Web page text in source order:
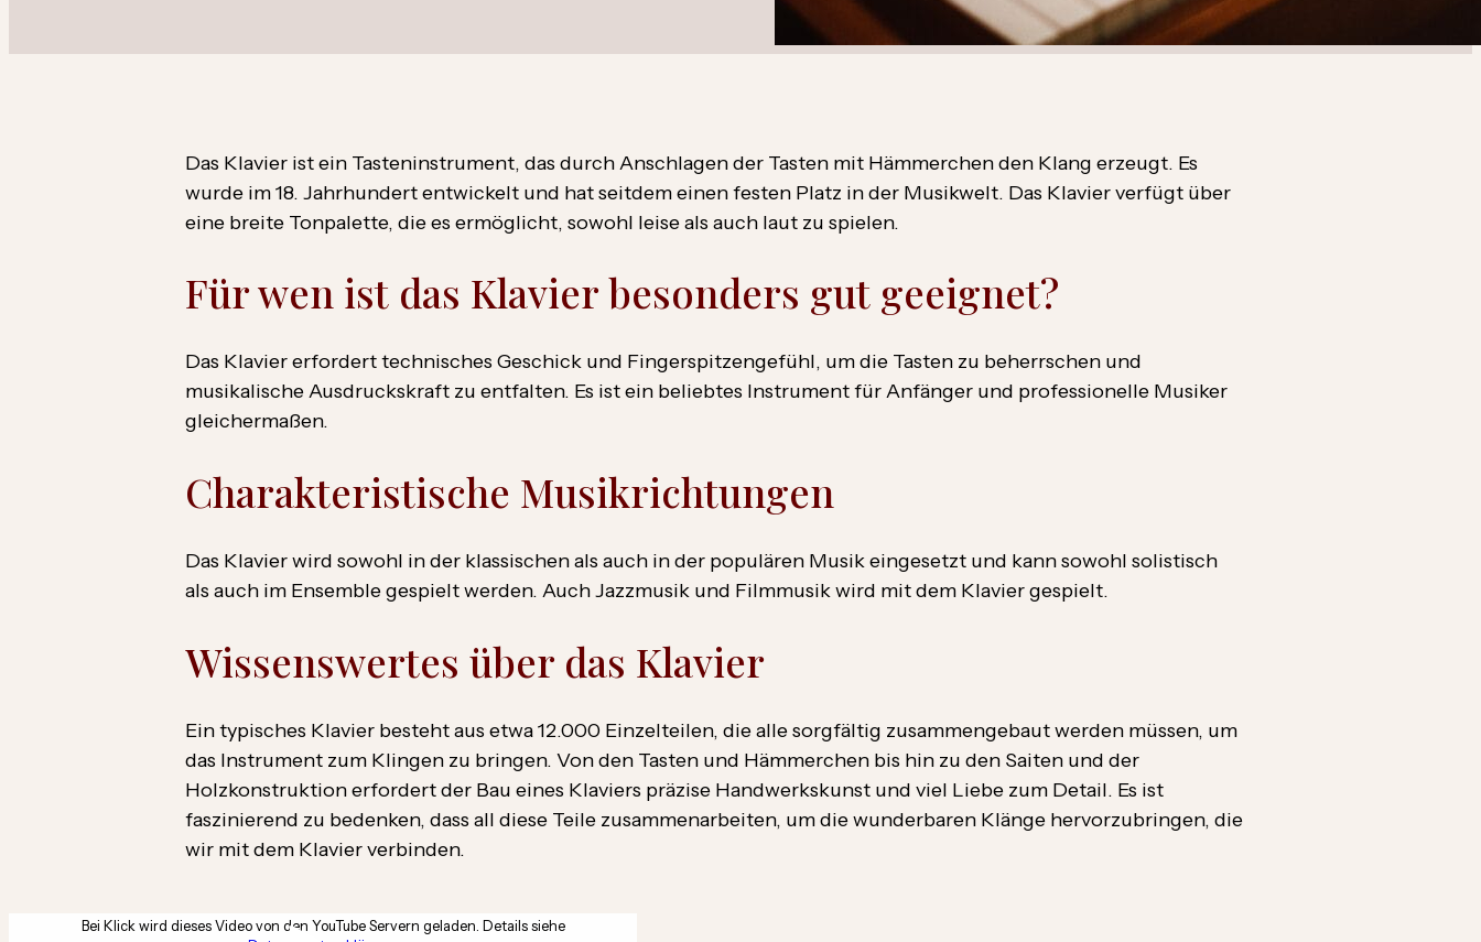
Das Klavier ist ein Tasteninstrument, das durch Anschlagen der Tasten mit Hämmerchen den Klang erzeugt. Es
wurde im 18. Jahrhundert entwickelt und hat seitdem einen festen Platz in der Musikwelt. Das Klavier verfügt über
eine breite Tonpalette, die es ermöglicht, sowohl leise als auch laut zu spielen.
Für wen ist das Klavier besonders gut geeignet?
Das Klavier erfordert technisches Geschick und Fingerspitzengefühl, um die Tasten zu beherrschen und
musikalische Ausdruckskraft zu entfalten. Es ist ein beliebtes Instrument für Anfänger und professionelle Musiker
gleichermaßen.
Charakteristische Musikrichtungen
Das Klavier wird sowohl in der klassischen als auch in der populären Musik eingesetzt und kann sowohl solistisch
als auch im Ensemble gespielt werden. Auch Jazzmusik und Filmmusik wird mit dem Klavier gespielt.
Wissenswertes über das Klavier
Ein typisches Klavier besteht aus etwa 12.000 Einzelteilen, die alle sorgfältig zusammengebaut werden müssen, um
das Instrument zum Klingen zu bringen. Von den Tasten und Hämmerchen bis hin zu den Saiten und der
Holzkonstruktion erfordert der Bau eines Klaviers präzise Handwerkskunst und viel Liebe zum Detail. Es ist
faszinierend zu bedenken, dass all diese Teile zusammenarbeiten, um die wunderbaren Klänge hervorzubringen, die
wir mit dem Klavier verbinden.
Bei Klick wird dieses Video von den YouTube Servern geladen. Details siehe
Bei Klick wird dieses Video von den YouTube Servern geladen. Details siehe